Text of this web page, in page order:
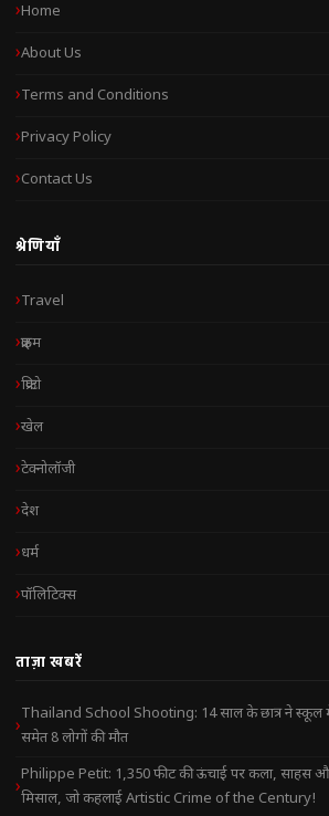
Home
About Us
Terms and Conditions
Privacy Policy
Contact Us
श्रेणियाँ
Travel
क्राइम
क्रिप्टो
खेल
टेक्नोलॉजी
देश
धर्म
पॉलिटिक्स
ताज़ा खबरें
Thailand School Shooting: 14 साल के छात्र ने स्कूल
समेत 8 लोगों की मौत
Philippe Petit: 1,350 फीट की ऊंचाई पर कला, साहस
मिसाल, जो कहलाई Artistic Crime of the Century!